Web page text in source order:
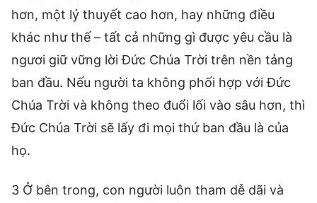
hơn, một lý thuyết cao hơn, hay những điều
khác như thế – tất cả những gì được yêu cầu là
ngươi giữ vững lời Đức Chúa Trời trên nền tảng
ban đầu. Nếu người ta không phối hợp với Đức
Chúa Trời và không theo đuổi lối vào sâu hơn, thì
Đức Chúa Trời sẽ lấy đi mọi thứ ban đầu là của
họ.
3 Ở bên trong, con người luôn tham dễ dãi và